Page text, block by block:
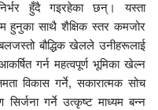
हुँदै गइरहेका छन्। यस्ता
कम हुनुका साथै शैक्षिक स्तर कमजोर
बौद्धिक खेलले उनीहरूलाई
गर्न महत्वपूर्ण भूमिका खेल्न
विकास गर्ने, सकारात्मक सोच
सिर्जना गर्ने उत्कृष्ट माध्यम बन्न